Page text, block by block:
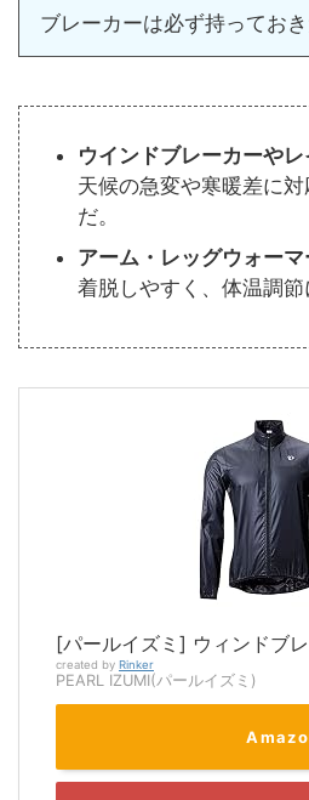
ブレーカーは必ず持っておき
ウインドブレーカーや
天候の急変や寒暖差に
だ。
アーム・レッグウォーマ
着脱しやすく、体温調節
[パールイズミ] ウィンドブ
created by Rinker
PEARL IZUMI(パールイズミ)